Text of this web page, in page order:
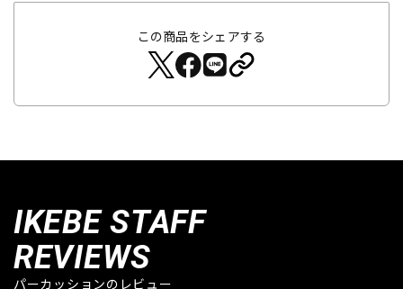
この商品をシェアする
IKEBE STAFF
REVIEWS
パーカッションのレビュー